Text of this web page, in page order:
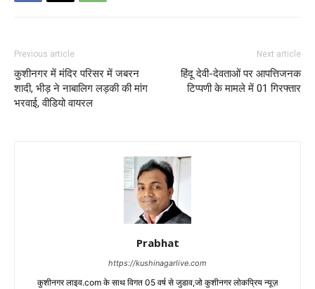
Previous article
कुशीनगर में मंदिर परिसर में जबरन
शादी, भीड़ ने नाबालिग लड़की की मांग
भरवाई, वीडियो वायरल
Next article
हिंदू देवी-देवताओं पर आपत्तिजनक
टिप्पणी के मामले में 01 गिरफ्तार
Prabhat
https://kushinagarlive.com
कुशीनगर लाइव.com के साथ विगत 05 वर्ष से जुडाव,जो कुशीनगर लोकप्रिय न्यूज़